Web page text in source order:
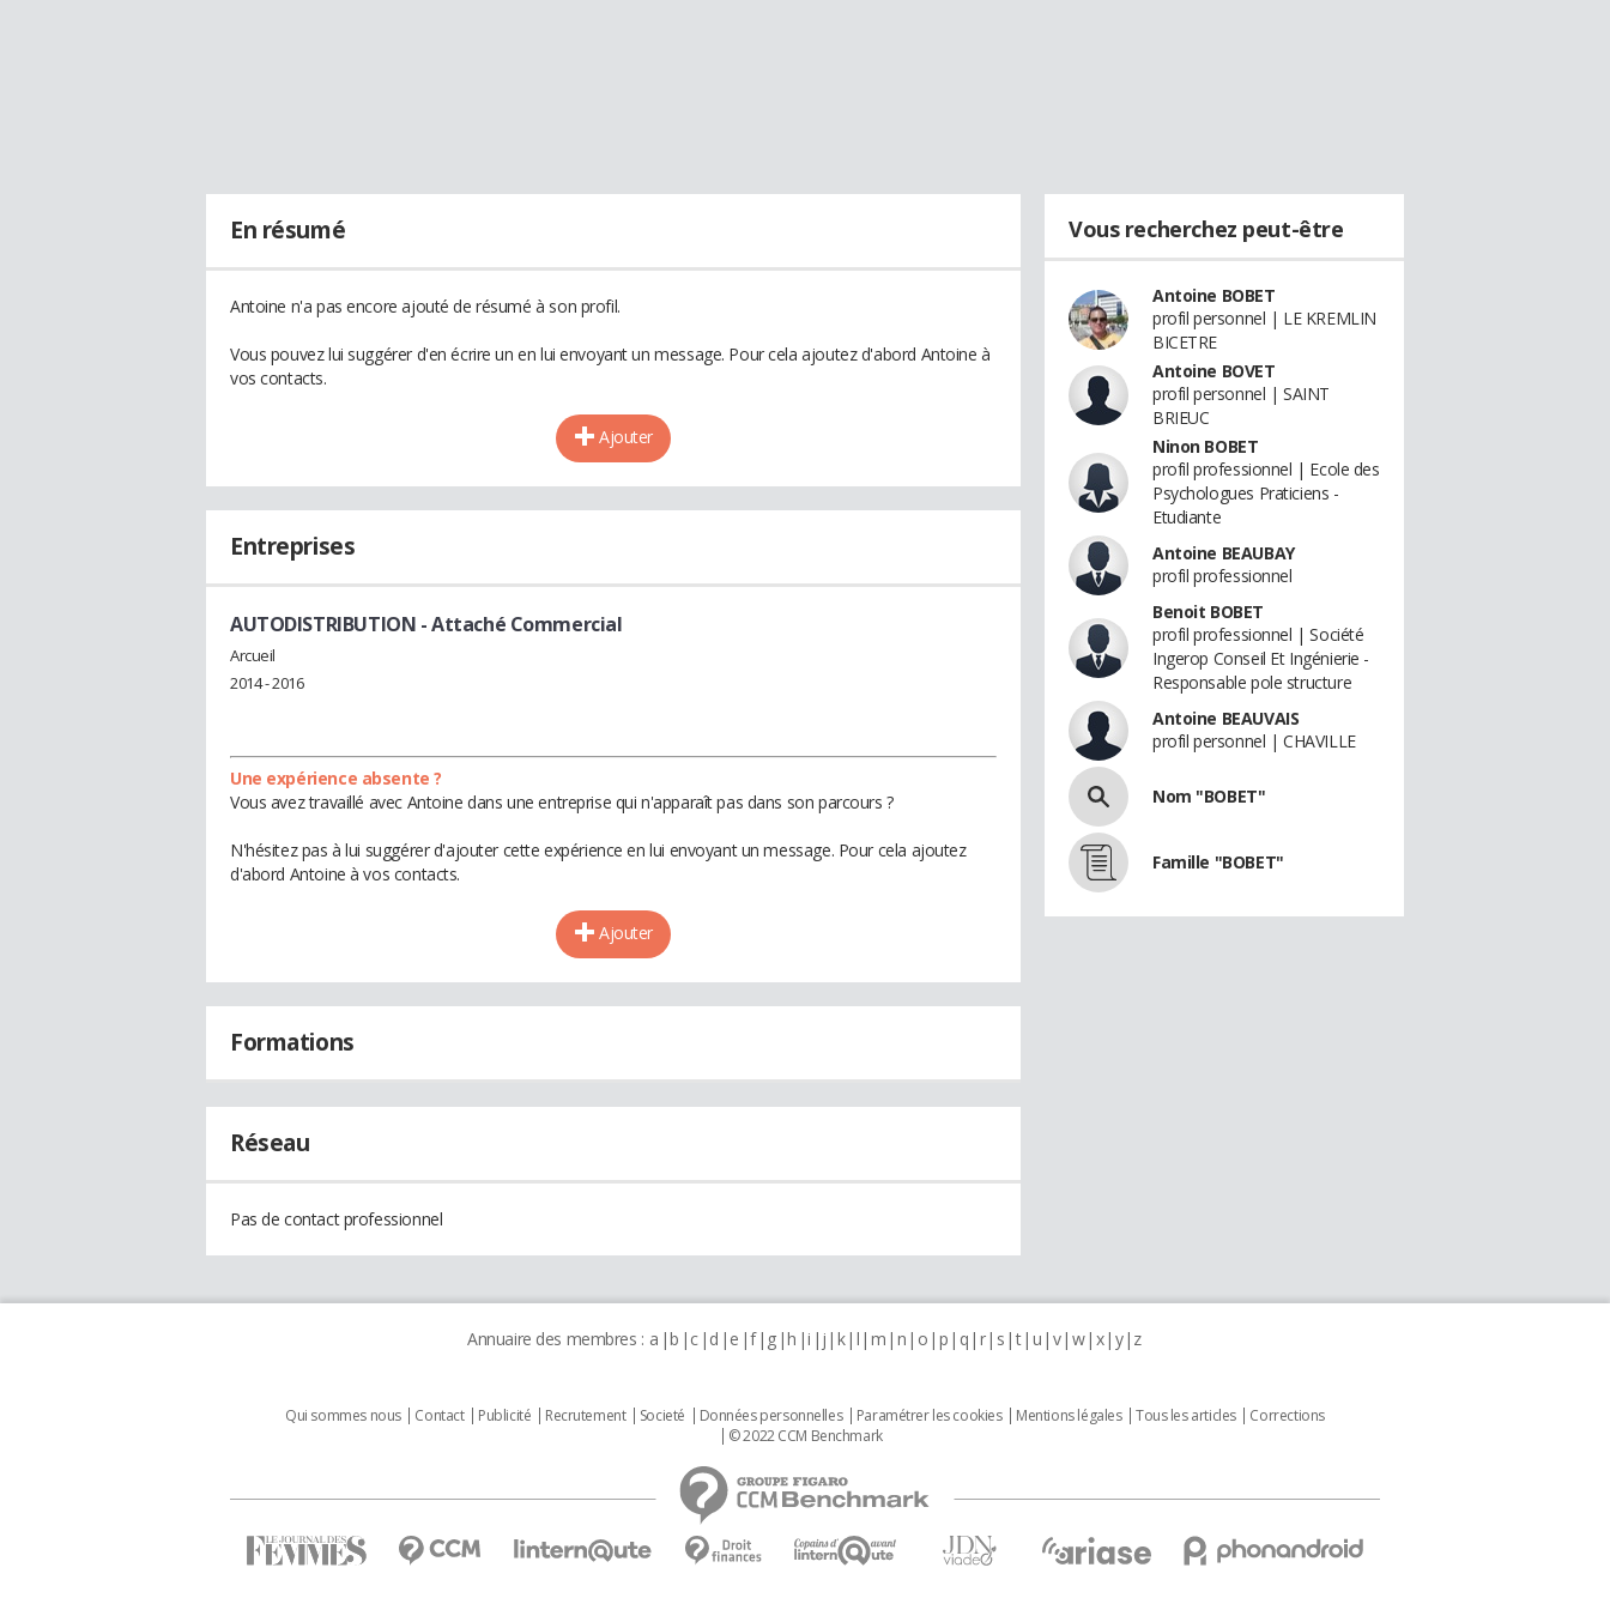
En résumé
Antoine n'a pas encore ajouté de résumé à son profil.
Vous pouvez lui suggérer d'en écrire un en lui envoyant un message. Pour cela ajoutez d'abord Antoine à
vos contacts.
Ajouter
Entreprises
AUTODISTRIBUTION - Attaché Commercial
Arcueil
2014 - 2016
Une expérience absente ?
Vous avez travaillé avec Antoine dans une entreprise qui n'apparaît pas dans son parcours ?
N'hésitez pas à lui suggérer d'ajouter cette expérience en lui envoyant un message. Pour cela ajoutez
d'abord Antoine à vos contacts.
Ajouter
Formations
Réseau
Pas de contact professionnel
Vous recherchez peut-être
Antoine BOBET
profil personnel | LE KREMLIN
BICETRE
Antoine BOVET
profil personnel | SAINT
BRIEUC
Ninon BOBET
profil professionnel | Ecole des
Psychologues Praticiens -
Etudiante
Antoine BEAUBAY
profil professionnel
Benoit BOBET
profil professionnel | Société
Ingerop Conseil Et Ingénierie -
Responsable pole structure
Antoine BEAUVAIS
profil personnel | CHAVILLE
Nom "BOBET"
Famille "BOBET"
Annuaire des membres : a b c d e f g h i j k l m n o p q r s t u v w x y z
Qui sommes nous Contact Publicité Recrutement Societé Données personnelles Paramétrer les cookies Mentions légales Tous les articles
Corrections
© 2022 CCM Benchmark